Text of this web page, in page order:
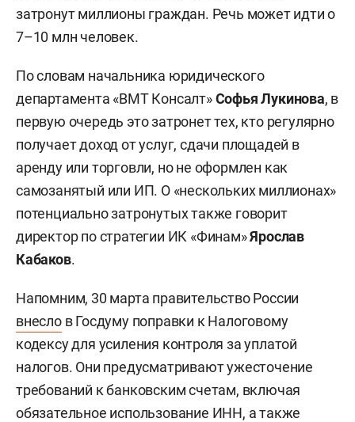
затронут миллионы граждан. Речь может идти о
7–10 млн человек.
По словам начальника юридического
департамента «ВМТ Консалт»Софья Лукинова, в
первую очередь это затронет тех, кто регулярно
получает доход от услуг, сдачи площадей в
аренду или торговли, но не оформлен как
самозанятый или ИП. О «нескольких миллионах»
потенциально затронутых также говорит
директор по стратегии ИК «Финам»Ярослав
Кабаков.
Напомним, 30 марта правительство России
внеслов Госдуму поправки к Налоговому
кодексу для усиления контроля за уплатой
налогов. Они предусматривают ужесточение
требований к банковским счетам, включая
обязательное использование ИНН, а также